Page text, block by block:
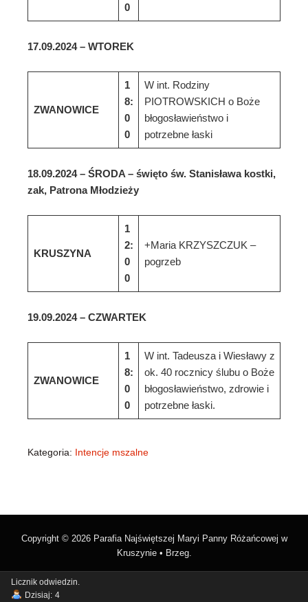
0
17.09.2024– WTOREK
ZWANOWICE
1
8:
0
0
W int. Rodziny
PIOTROWSKICH o Boże
błogosławieństwo i
potrzebne łaski
18.09.2024– ŚRODA – święto św. Stanisława kostki,
zak, Patrona Młodzieży
KRUSZYNA
1
2:
0
0
+Maria KRZYSZCZUK –
pogrzeb
19.09.2024– CZWARTEK
ZWANOWICE
1
8:
0
0
W int. Tadeusza i Wiesławy z
ok. 40 rocznicy ślubu o Boże
błogosławieństwo, zdrowie i
potrzebne łaski.
Kategoria: Intencje mszalne
Copyright © 2026 Parafia Najświętszej Maryi Panny Różańcowej w
Kruszynie • Brzeg.
Licznik odwiedzin.
Dzisiaj: 4